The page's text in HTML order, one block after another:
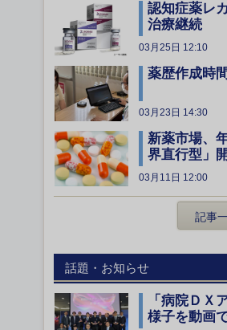
認知症薬レ
治療継続
03月25日 12:10
薬歴作成時
03月23日 14:30
新薬市場、
界直行型」
03月11日 12:00
記事
話題・お知らせ
「病院ＤＸ
様子を動画